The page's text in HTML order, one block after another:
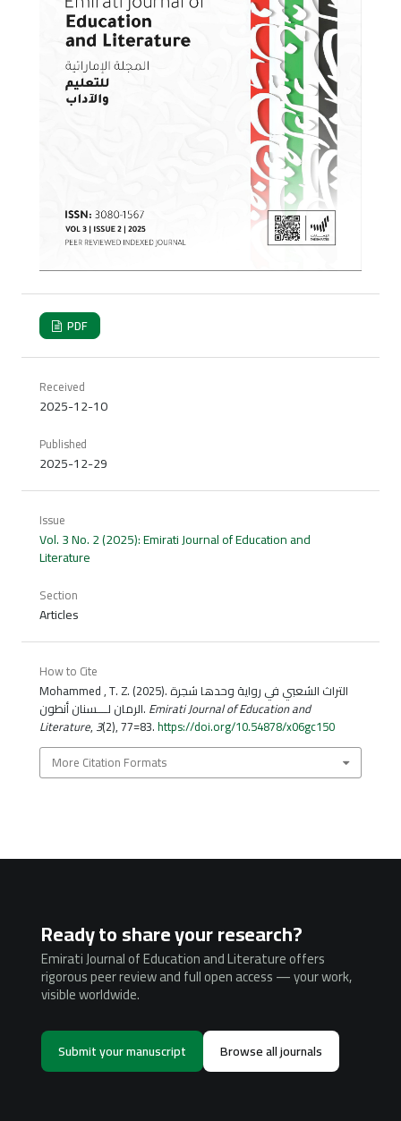
PDF
Received
2025-12-10
Published
2025-12-29
Issue
Vol. 3 No. 2 (2025): Emirati Journal of Education and
Literature
Section
Articles
How to Cite
Mohammed , T. Z. (2025). التراث الشعبي في رواية وحدها شجرة
الرمان لــــسنان أنطون. Emirati Journal of Education and
Literature, 3(2), 77=83.https://doi.org/10.54878/x06gc150
More Citation Formats
Ready to share your research?
Emirati Journal of Education and Literature offers
rigorous peer review and full open access — your work,
visible worldwide.
Submit your manuscript Browse all journals